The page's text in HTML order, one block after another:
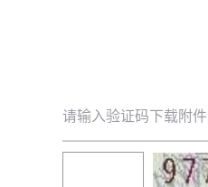
请输入验证码下载附件